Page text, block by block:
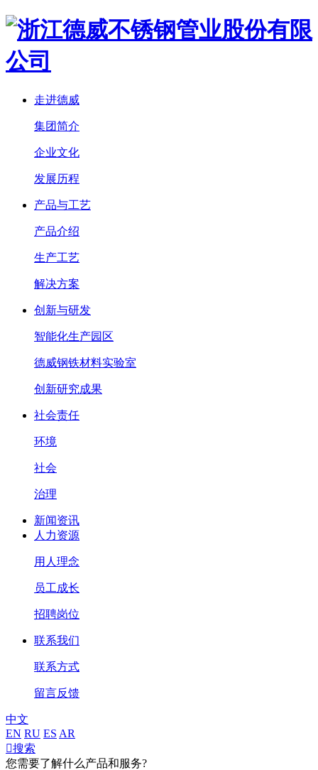
走进德威
集团简介
企业文化
发展历程
产品与工艺
产品介绍
生产工艺
解决方案
创新与研发
智能化生产园区
德威钢铁材料实验室
创新研究成果
社会责任
环境
社会
治理
新闻资讯
人力资源
用人理念
员工成长
招聘岗位
联系我们
联系方式
留言反馈
中文
EN RU ES AR
搜索
您需要了解什么产品和服务?